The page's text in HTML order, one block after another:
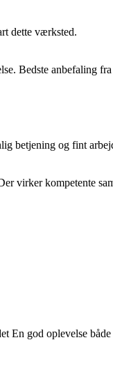
dette værksted.
Bedste anbefaling
betjening og fint
virker kompetente
En god oplevelse